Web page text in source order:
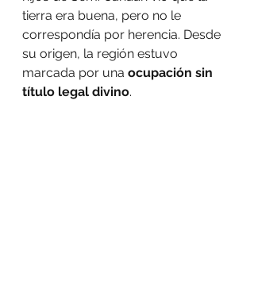
tierra era buena, pero no le
correspondía por herencia. Desde
su origen, la región estuvo
marcada por una ocupación sin
título legal divino.